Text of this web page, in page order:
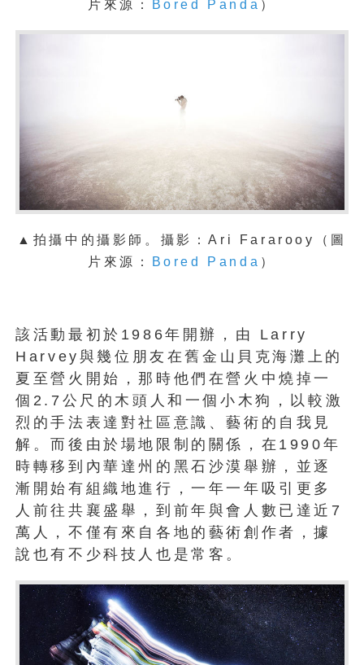
片來源：
Bored Panda ）
▲拍攝中的攝影師。攝影：Ari Fararooy（圖
片來源：
Bored Panda ）
該活動最初於1986年開辦，由 Larry
Harvey與幾位朋友在舊金山貝克海灘上的
夏至營火開始，那時他們在營火中燒掉一
個2.7公尺的木頭人和一個小木狗，以較激
烈的手法表達對社區意識、藝術的自我見
解。而後由於場地限制的關係，在1990年
時轉移到內華達州的黑石沙漠舉辦，並逐
漸開始有組織地進行，一年一年吸引更多
人前往共襄盛舉，到前年與會人數已達近7
萬人，不僅有來自各地的藝術創作者，據
說也有不少科技人也是常客。